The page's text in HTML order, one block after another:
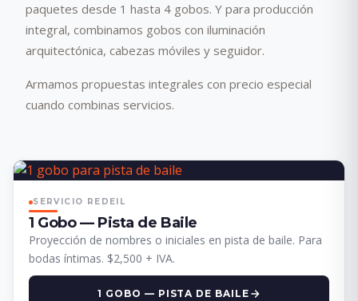
paquetes desde 1 hasta 4 gobos. Y para producción
integral, combinamos gobos con iluminación
arquitectónica, cabezas móviles y seguidor.
Armamos propuestas integrales con precio especial
cuando combinas servicios.
SERVICIO REDEIL
1 Gobo — Pista de Baile
Proyección de nombres o iniciales en pista de baile. Para
bodas íntimas. $2,500 + IVA.
1 GOBO — PISTA DE BAILE